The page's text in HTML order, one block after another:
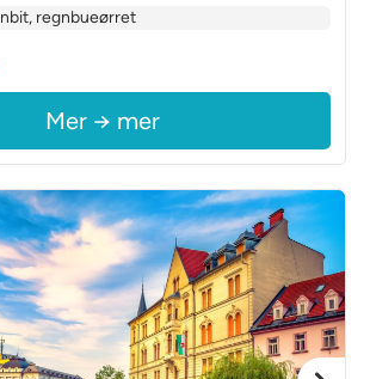
regnbueørret
Mer → mer